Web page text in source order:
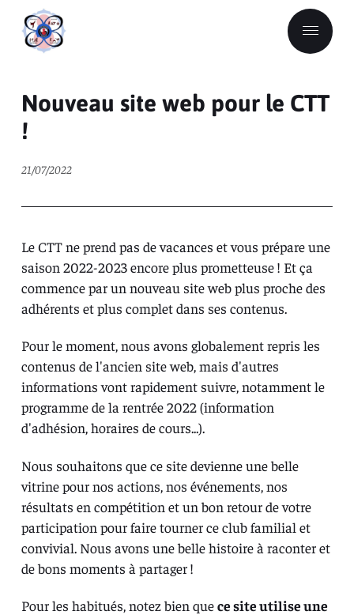
Nouveau site web pour le CTT
!
21/07/2022
Le CTT ne prend pas de vacances et vous prépare une
saison 2022-2023 encore plus prometteuse ! Et ça
commence par un nouveau site web plus proche des
adhérents et plus complet dans ses contenus.
Pour le moment, nous avons globalement repris les
contenus de l'ancien site web, mais d'autres
informations vont rapidement suivre, notamment le
programme de la rentrée 2022 (information
d'adhésion, horaires de cours...).
Nous souhaitons que ce site devienne une belle
vitrine pour nos actions, nos événements, nos
résultats en compétition et un bon retour de votre
participation pour faire tourner ce club familial et
convivial. Nous avons une belle histoire à raconter et
de bons moments à partager !
Pour les habitués, notez bien quece site utilise une